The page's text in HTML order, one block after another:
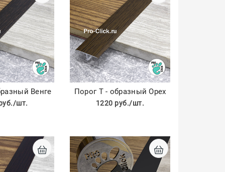
Венге
шт.
Порог Т - образный Орех
1220 руб./шт.